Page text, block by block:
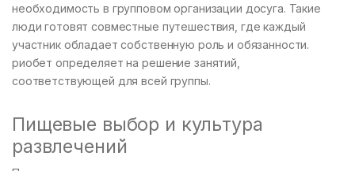
необходимость в групповом организации досуга. Такие
люди готовят совместные путешествия, где каждый
участник обладает собственную роль и обязанности.
риобет определяет на решение занятий,
соответствующей для всей группы.
Пищевые выбор и культура
развлечений